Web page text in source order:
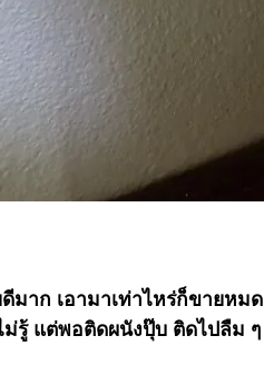
มาก เอามาเท่าไหร่ก็ขายหมด
ม่รู้ แต่พอติดผนังปุ๊บ ติดไปลืม ๆ